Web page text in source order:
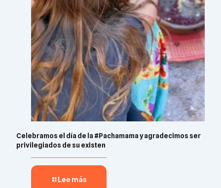
Celebramos el día de la #Pachamama y agradecimos ser
privilegiados de su existen
Lee más